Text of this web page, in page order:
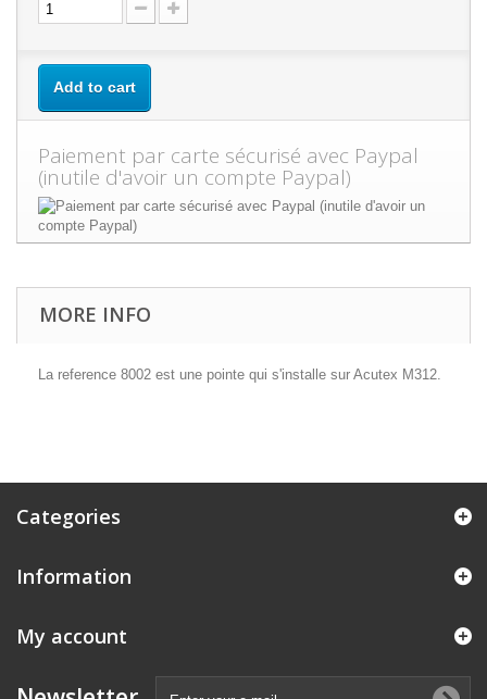
Add to cart
Paiement par carte sécurisé avec Paypal
(inutile d'avoir un compte Paypal)
MORE INFO
La reference 8002 est une pointe qui s'installe sur Acutex M312.
Categories
Information
My account